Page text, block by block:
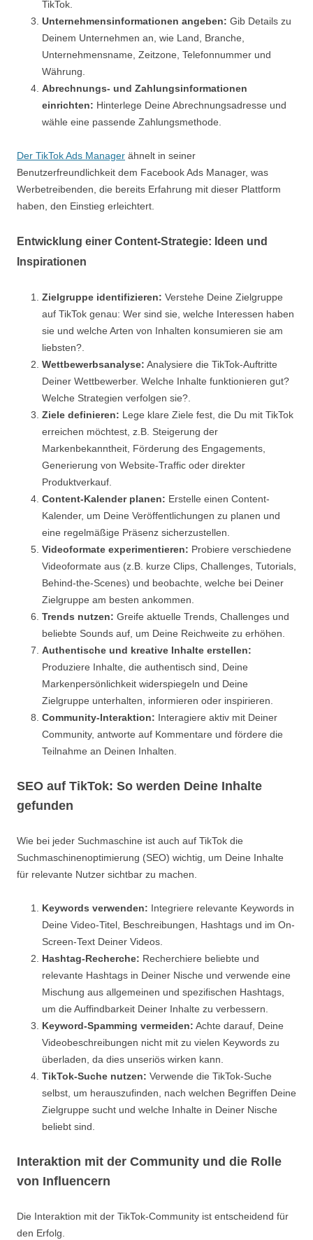
TikTok.
Unternehmensinformationen angeben: Gib Details zu
Deinem Unternehmen an, wie Land, Branche,
Unternehmensname, Zeitzone, Telefonnummer und
Währung.
Abrechnungs- und Zahlungsinformationen
einrichten: Hinterlege Deine Abrechnungsadresse und
wähle eine passende Zahlungsmethode.
Der TikTok Ads Manager ähnelt in seiner
Benutzerfreundlichkeit dem Facebook Ads Manager, was
Werbetreibenden, die bereits Erfahrung mit dieser Plattform
haben, den Einstieg erleichtert.
Entwicklung einer Content-Strategie: Ideen und
Inspirationen
Zielgruppe identifizieren: Verstehe Deine Zielgruppe
auf TikTok genau: Wer sind sie, welche Interessen haben
sie und welche Arten von Inhalten konsumieren sie am
liebsten?.
Wettbewerbsanalyse: Analysiere die TikTok-Auftritte
Deiner Wettbewerber. Welche Inhalte funktionieren gut?
Welche Strategien verfolgen sie?.
Ziele definieren: Lege klare Ziele fest, die Du mit TikTok
erreichen möchtest, z.B. Steigerung der
Markenbekanntheit, Förderung des Engagements,
Generierung von Website-Traffic oder direkter
Produktverkauf.
Content-Kalender planen: Erstelle einen Content-
Kalender, um Deine Veröffentlichungen zu planen und
eine regelmäßige Präsenz sicherzustellen.
Videoformate experimentieren: Probiere verschiedene
Videoformate aus (z.B. kurze Clips, Challenges, Tutorials,
Behind-the-Scenes) und beobachte, welche bei Deiner
Zielgruppe am besten ankommen.
Trends nutzen: Greife aktuelle Trends, Challenges und
beliebte Sounds auf, um Deine Reichweite zu erhöhen.
Authentische und kreative Inhalte erstellen:
Produziere Inhalte, die authentisch sind, Deine
Markenpersönlichkeit widerspiegeln und Deine
Zielgruppe unterhalten, informieren oder inspirieren.
Community-Interaktion: Interagiere aktiv mit Deiner
Community, antworte auf Kommentare und fördere die
Teilnahme an Deinen Inhalten.
SEO auf TikTok: So werden Deine Inhalte
gefunden
Wie bei jeder Suchmaschine ist auch auf TikTok die
Suchmaschinenoptimierung (SEO) wichtig, um Deine Inhalte
für relevante Nutzer sichtbar zu machen.
Keywords verwenden: Integriere relevante Keywords in
Deine Video-Titel, Beschreibungen, Hashtags und im On-
Screen-Text Deiner Videos.
Hashtag-Recherche: Recherchiere beliebte und
relevante Hashtags in Deiner Nische und verwende eine
Mischung aus allgemeinen und spezifischen Hashtags,
um die Auffindbarkeit Deiner Inhalte zu verbessern.
Keyword-Spamming vermeiden: Achte darauf, Deine
Videobeschreibungen nicht mit zu vielen Keywords zu
überladen, da dies unseriös wirken kann.
TikTok-Suche nutzen: Verwende die TikTok-Suche
selbst, um herauszufinden, nach welchen Begriffen Deine
Zielgruppe sucht und welche Inhalte in Deiner Nische
beliebt sind.
Interaktion mit der Community und die Rolle
von Influencern
Die Interaktion mit der TikTok-Community ist entscheidend für
den Erfolg.